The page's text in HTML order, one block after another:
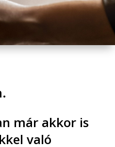
már akkor is
való